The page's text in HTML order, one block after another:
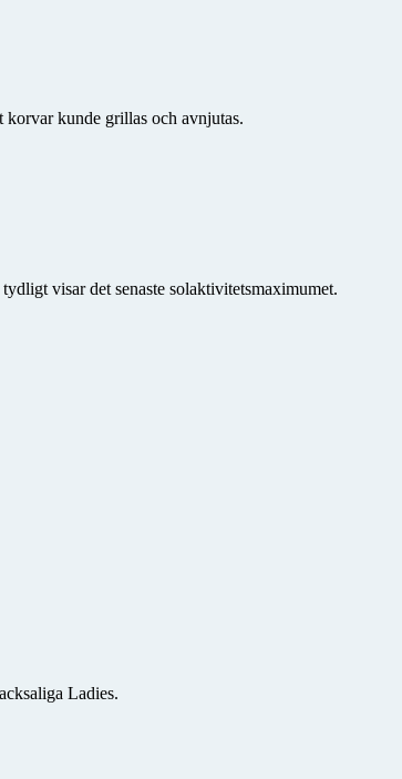
korvar kunde grillas och avnjutas.
visar det senaste solaktivitetsmaximumet.
Ladies.